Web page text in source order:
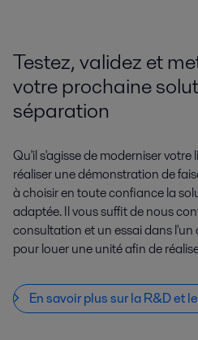
Testez, validez et
votre prochaine
séparation
Qu'il s'agisse de moderniser
réaliser une démonstration de
à choisir en toute confiance la
adaptée. Il vous suffit de nous
consultation et un essai dans l'un
pour louer une unité afin de
En savoir plus sur la R&D et